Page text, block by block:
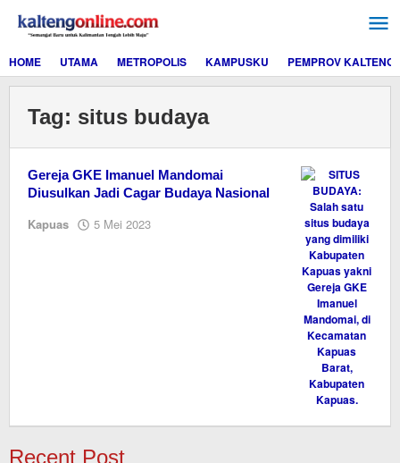
konten
HOME
UTAMA METROPOLIS KAMPUSKU PEMPROV KALTENG
Tag: situs budaya
Gereja GKE Imanuel Mandomai
Diusulkan Jadi Cagar Budaya Nasional
Kapuas 5 Mei 2023
Recent Post